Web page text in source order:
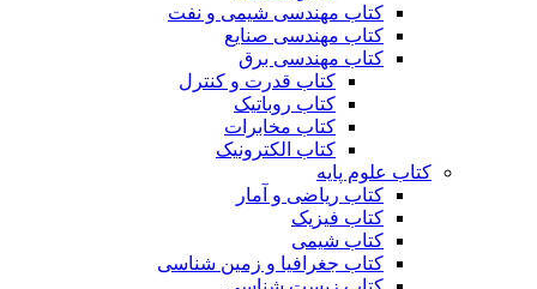
کتاب مهندسی شیمی و نفت
کتاب مهندسی صنایع
کتاب مهندسی برق
کتاب قدرت و کنترل
کتاب روباتیک
کتاب مخابرات
کتاب الکترونیک
کتاب علوم پایه
کتاب ریاضی و آمار
کتاب فیزیک
کتاب شیمی
کتاب جغرافیا و زمین شناسی